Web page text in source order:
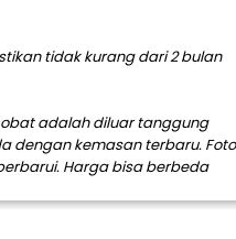
tidak kurang dari 2 bulan
adalah diluar tanggung
dengan kemasan terbaru. Foto
Harga bisa berbeda